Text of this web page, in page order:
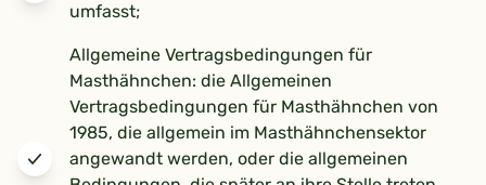
umfasst;
Allgemeine Vertragsbedingungen für
Masthähnchen: die Allgemeinen
Vertragsbedingungen für Masthähnchen von
1985, die allgemein im Masthähnchensektor
angewandt werden, oder die allgemeinen